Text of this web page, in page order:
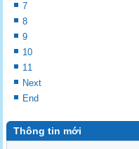
7
8
9
10
11
Next
End
Thông tin mới